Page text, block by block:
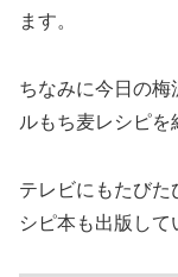
ます。
ちなみに今日の梅
ルもち麦レシピを
テレビにもたびた
シピ本も出版して